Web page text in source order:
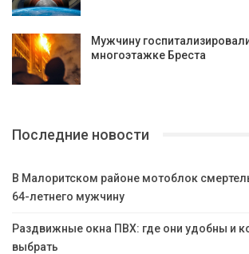
Мужчину
многоэтажке Бреста
Последние новости
В Малоритском районе мотоблок
64-летнего мужчину
Раздвижные окна ПВХ: где они удобны и
выбрать